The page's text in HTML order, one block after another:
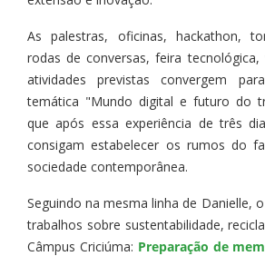
As palestras, oficinas, hackathon,
rodas de conversas, feira
atividades previstas convergem
temática "Mundo digital e futuro do
que após essa experiência de três
consigam estabelecer os rumos do
sociedade contemporânea.
Seguindo na mesma linha de Danielle,
trabalhos sobre sustentabilidade,
Câmpus Criciúma: Preparação de